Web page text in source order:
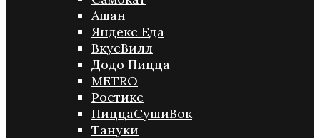
Ашан
Яндекс Еда
ВкусВилл
Додо Пицца
METRO
Ростикс
ПиццаСушиВок
Тануки